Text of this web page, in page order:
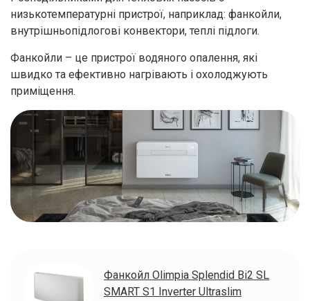
низькотемпературні пристрої, наприклад: фанкойли,
внутрішньопідлогові конвектори, теплі підлоги.
Фанкойли – це пристрої водяного опалення, які
швидко та ефективно нагрівають і охолоджують
приміщення.
Фанкойл Olimpia Splendid Bi2 SL
SMART S1 Inverter Ultraslim